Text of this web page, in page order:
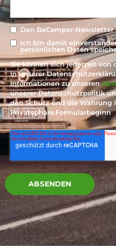
Den BeCamper-Newsletter
Ich bin damit
persönlichen Daten
Sie können sich jederzeit von
In unserer
Informationen zu unseren
unserer Datenschutzpolitik
den Schutz und die Wahrung
Privatsphäre.Formularbeginn